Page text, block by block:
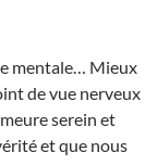
mentale… Mieux
de vue nerveux
serein et
et que nous